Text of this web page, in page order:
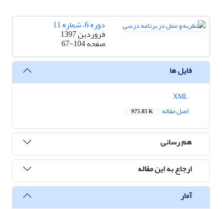
دوره 6، شماره 11
فروردین 1397
صفحه67-104
فایل ها
اصل مقاله
975.85 K
هم رسانی
ارجاع به این مقاله
آمار